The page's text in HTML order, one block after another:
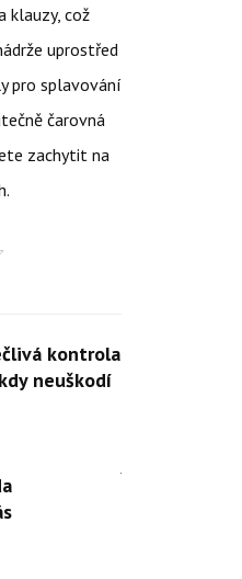
klauzy, což
uprostřed
pro splavování
čarovná
zachytit na
kontrola
neuškodí